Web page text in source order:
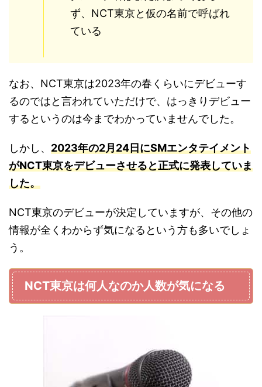
ず、NCT東京と仮の名前で呼ばれ
ている
なお、NCT東京は2023年の春くらいにデビューす
るのではと言われていただけで、はっきりデビュー
するというのは今までわかっていませんでした。
しかし、 2023年の2月24日にSMエンタテイメント
がNCT東京をデビューさせると正式に発表していま
した。
NCT東京のデビューが決定していますが、その他の
情報が全くわからず気になるという方も多いでしょ
う。
NCT東京は何人なのか人数が気になる